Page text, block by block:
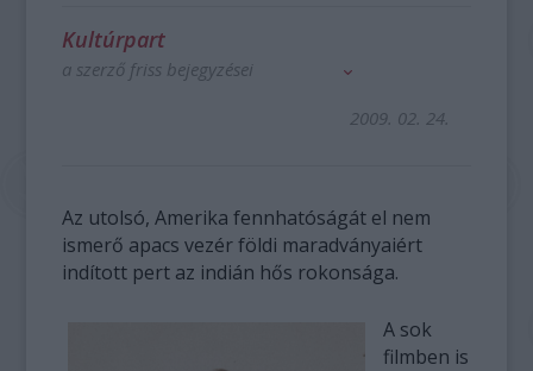
Kultúrpart
a szerző friss bejegyzései
2009. 02. 24.
Az utolsó, Amerika fennhatóságát el nem
ismerő apacs vezér földi maradványaiért
indított pert az indián hős rokonsága.
A sok
filmben is